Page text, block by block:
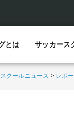
とは サッカース
スクールニュース > レポ